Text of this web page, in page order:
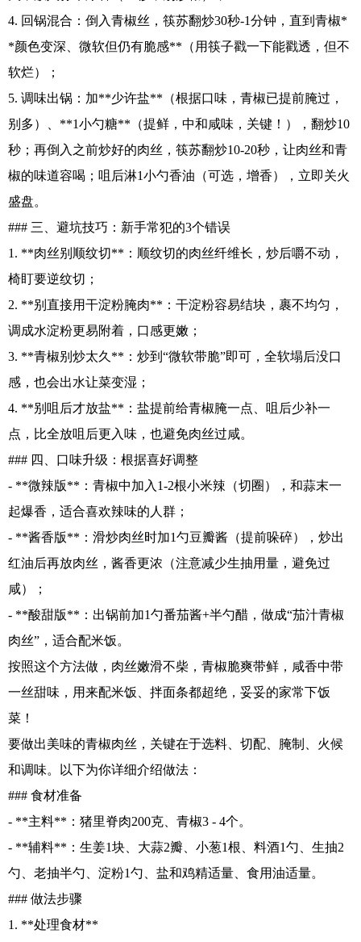
4. 回锅混合：倒入青椒丝，筷苏翻炒30秒-1分钟，直到青椒*
*颜色变深、微软但仍有脆感**（用筷子戳一下能戳透，但不
软烂）；
5. 调味出锅：加**少许盐**（根据口味，青椒已提前腌过，
别多）、**1小勺糖**（提鲜，中和咸味，关键！），翻炒10
秒；再倒入之前炒好的肉丝，筷苏翻炒10-20秒，让肉丝和青
椒的味道容喝；咀后淋1小勺香油（可选，增香），立即关火
盛盘。
### 三、避坑技巧：新手常犯的3个错误
1. **肉丝别顺纹切**：顺纹切的肉丝纤维长，炒后嚼不动，
椅盯要逆纹切；
2. **别直接用干淀粉腌肉**：干淀粉容易结块，裹不均匀，
调成水淀粉更易附着，口感更嫩；
3. **青椒别炒太久**：炒到“微软带脆”即可，全软塌后没口
感，也会出水让菜变湿；
4. **别咀后才放盐**：盐提前给青椒腌一点、咀后少补一
点，比全放咀后更入味，也避免肉丝过咸。
### 四、口味升级：根据喜好调整
- **微辣版**：青椒中加入1-2根小米辣（切圈），和蒜末一
起爆香，适合喜欢辣味的人群；
- **酱香版**：滑炒肉丝时加1勺豆瓣酱（提前哚碎），炒出
红油后再放肉丝，酱香更浓（注意减少生抽用量，避免过
咸）；
- **酸甜版**：出锅前加1勺番茄酱+半勺醋，做成“茄汁青椒
肉丝”，适合配米饭。
按照这个方法做，肉丝嫩滑不柴，青椒脆爽带鲜，咸香中带
一丝甜味，用来配米饭、拌面条都超绝，妥妥的家常下饭
菜！
要做出美味的青椒肉丝，关键在于选料、切配、腌制、火候
和调味。以下为你详细介绍做法：
### 食材准备
- **主料**：猪里脊肉200克、青椒3 - 4个。
- **辅料**：生姜1块、大蒜2瓣、小葱1根、料酒1勺、生抽2
勺、老抽半勺、淀粉1勺、盐和鸡精适量、食用油适量。
### 做法步骤
1. **处理食材**